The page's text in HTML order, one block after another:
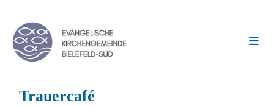
Trauercafé